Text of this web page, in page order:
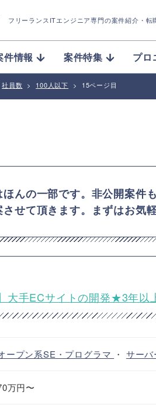
フリーランスITエンジニア専門の案件紹介 ・
件情報 案件特集 プロ
社員数 > 100人以下 > 15ページ目
んの一部です。非公開案件
せて頂きます。まずはお気
大手ECサイトの開発★3年
ープン系SE・プログラマ ・ サー
万円〜